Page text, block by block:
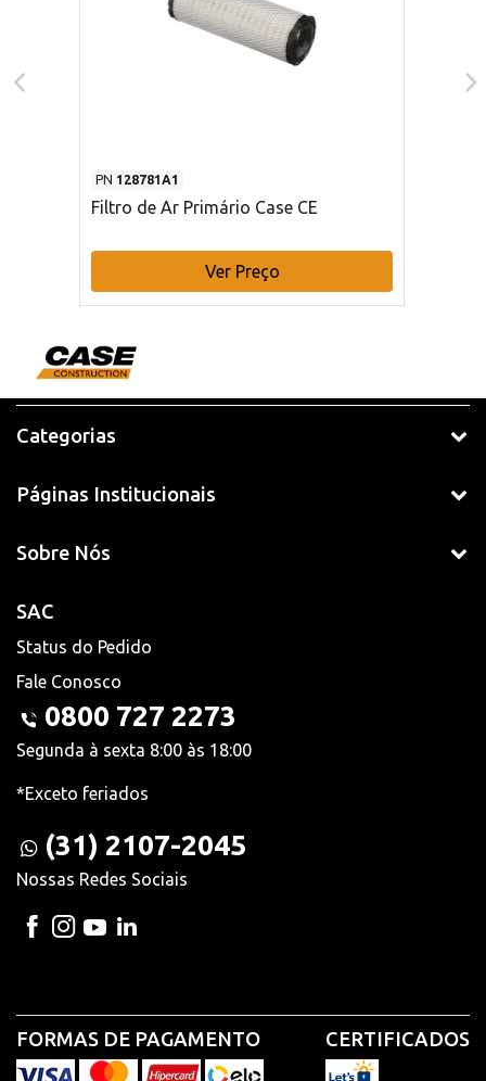
PN 128781A1
Filtro de Ar Primário Case CE
Ver Preço
Categorias
Páginas Institucionais
Sobre Nós
SAC
Status do Pedido
Fale Conosco
0800 727 2273
Segunda à sexta 8:00 às 18:00
*Exceto feriados
(31) 2107-2045
Nossas Redes Sociais
FORMAS DE PAGAMENTO CERTIFICADOS